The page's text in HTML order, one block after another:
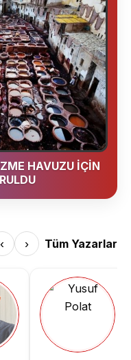
HAVUZU İÇİN
‹ › Tüm Yazarlar